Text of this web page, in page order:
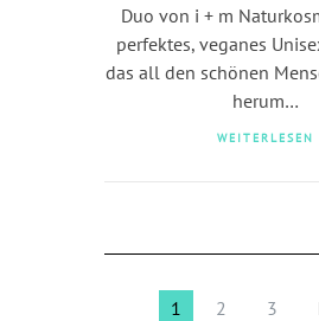
Duo von i + m
perfektes, veganes
das all den schönen
herum…
WEITERLESEN
1 2 3